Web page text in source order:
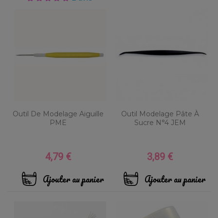
Outil De Modelage Aiguille
PME
Prix
4,79 €
Ajouter au panier
Outil Modelage Pâte À
Sucre N°4 JEM
Prix
3,89 €
Ajouter au panier